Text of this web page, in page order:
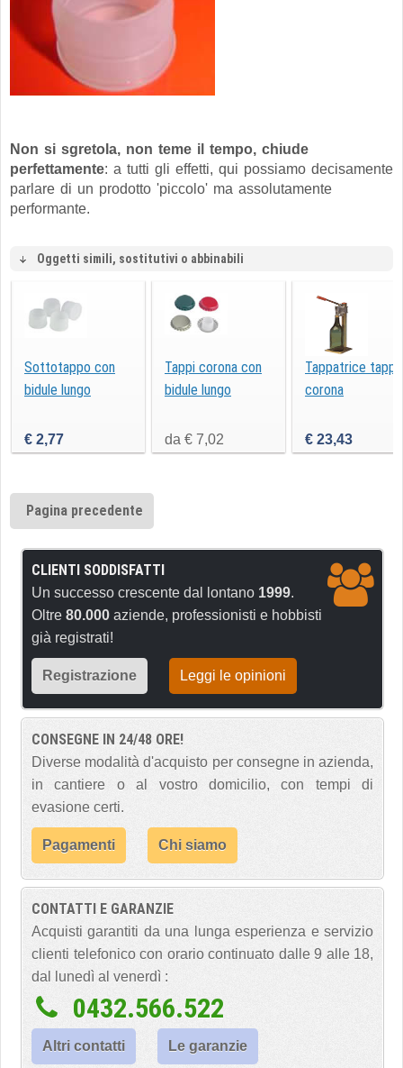
Non si sgretola, non teme il tempo, chiude
perfettamente: a tutti gli effetti, qui possiamo decisamente
parlare di un prodotto 'piccolo' ma assolutamente
performante.
Oggetti simili, sostitutivi o abbinabili
Sottotappo con
bidule lungo
€ 2,77
Tappi corona con
bidule lungo
da € 7,02
Tappatrice tappi
corona
€ 23,43
Pagina precedente
CLIENTI SODDISFATTI
Un successo crescente dal lontano 1999.
Oltre 80.000 aziende, professionisti e hobbisti
già registrati!
Registrazione Leggi le opinioni
CONSEGNE IN 24/48 ORE!
Diverse modalità d'acquisto per consegne in azienda,
in cantiere o al vostro domicilio, con tempi di
evasione certi.
Pagamenti Chi siamo
CONTATTI E GARANZIE
Acquisti garantiti da una lunga esperienza e servizio
clienti telefonico con orario continuato dalle 9 alle 18,
dal lunedì al venerdì :
0432.566.522
Altri contatti Le garanzie